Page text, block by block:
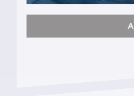
darf Geld behalten!